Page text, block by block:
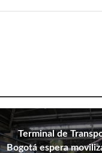
Terminal de
Bogotá espera